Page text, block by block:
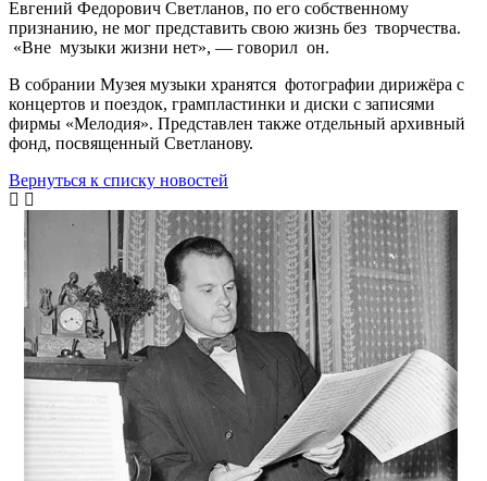
Евгений Федорович Светланов, по его собственному
признанию, не мог представить свою жизнь без творчества.
«Вне музыки жизни нет», — говорил он.
В собрании Музея музыки хранятся фотографии дирижёра с
концертов и поездок, грампластинки и диски с записями
фирмы «Мелодия». Представлен также отдельный архивный
фонд, посвященный Светланову.
Вернуться к списку новостей